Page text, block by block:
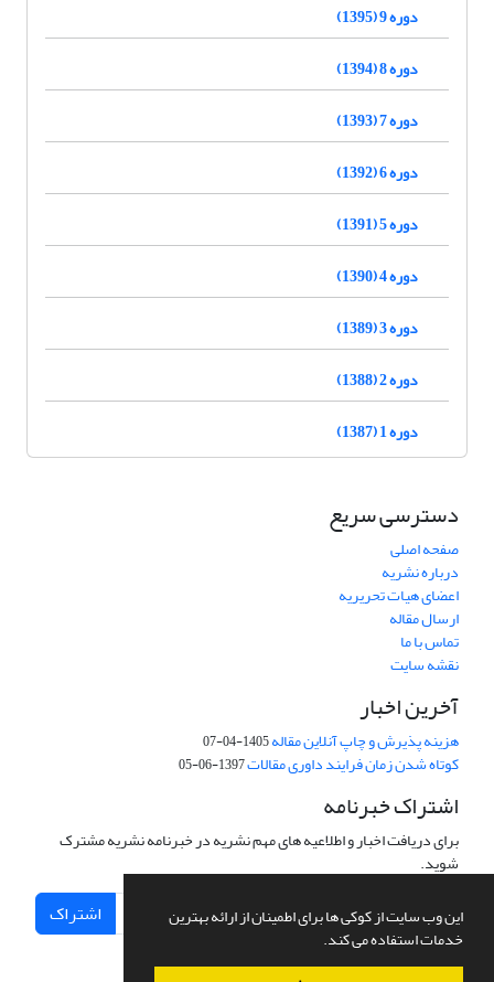
این وب سایت از کوکی ها برای اطمینان از ارائه بهترین
خدمات استفاده می کند.
دوره 9 (1395)
دوره 8 (1394)
دوره 7 (1393)
دوره 6 (1392)
دوره 5 (1391)
دوره 4 (1390)
دوره 3 (1389)
دوره 2 (1388)
دوره 1 (1387)
دسترسی سریع
صفحه اصلی
درباره نشریه
اعضای هیات تحریریه
ارسال مقاله
تماس با ما
نقشه سایت
آخرین اخبار
هزینه پذیرش و چاپ آنلاین مقاله1405-04-07
کوتاه شدن زمان فرایند داوری مقالات1397-06-05
اشتراک خبرنامه
برای دریافت اخبار و اطلاعیه های مهم نشریه در خبرنامه نشریه مشترک
شوید.
اشتراک